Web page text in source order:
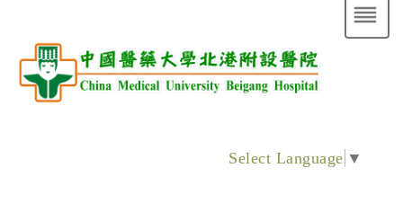
Select Language ▼